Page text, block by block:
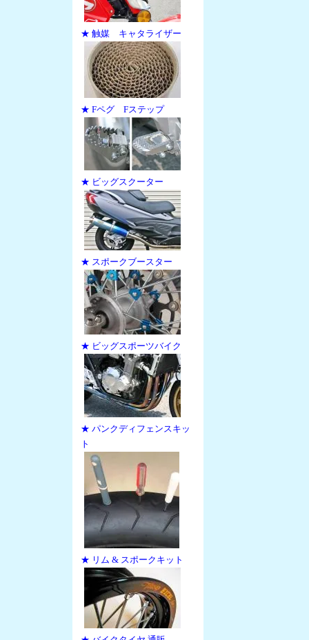
★ 触媒 キャタライザー
★ Fペグ Fステップ
★ ビッグスクーター
★ スポークブースター
★ ビッグスポーツバイク
★ パンクディフェンスキッ
ト
★ リム & スポークキット